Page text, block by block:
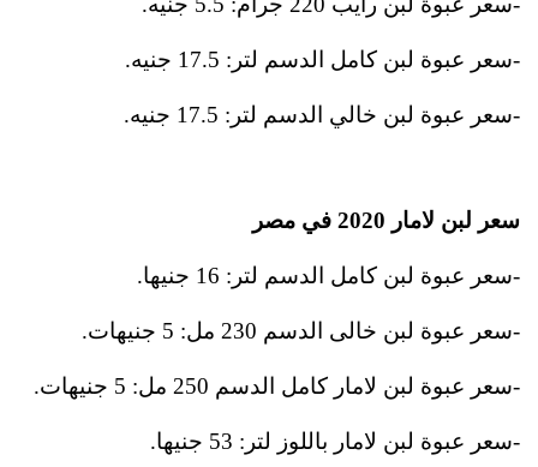
-سعر عبوة لبن كامل الدسم لتر: 17.5 جنيه.
-سعر عبوة لبن خالي الدسم لتر: 17.5 جنيه.
سعر لبن لامار 2020 في مصر
-سعر عبوة لبن كامل الدسم لتر: 16 جنيها.
-سعر عبوة لبن خالى الدسم 230 مل: 5 جنيهات.
-سعر عبوة لبن لامار كامل الدسم 250 مل: 5 جنيهات.
-سعر عبوة لبن لامار باللوز لتر: 53 جنيها.